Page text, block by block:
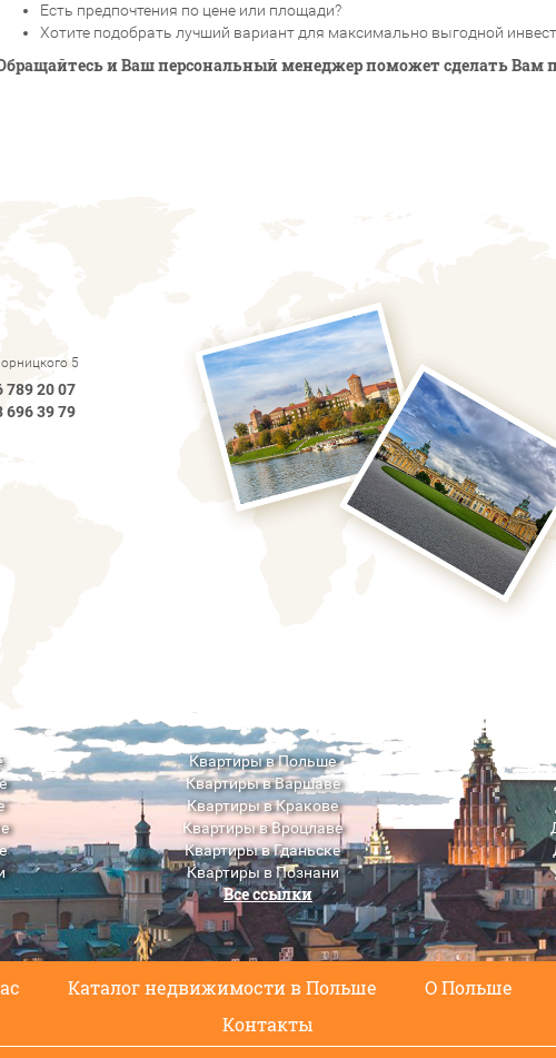
Есть предпочтения по цене или площади?
Хотите подобрать лучший вариант для максимально выгодной
и Ваш персональный менеджер поможет сделать Вам
5
789 20 07
696 39 79
Квартиры в Польше
Квартиры в Варшаве
Квартиры в Кракове
Квартиры в Вроцлаве
Квартиры в Гданьске
Квартиры в Познани
Квартиры в Люблине
Все ссылки
Каталог недвижимости в Польше О Польше
Контакты